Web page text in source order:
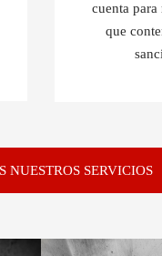
cuenta para
que
NUESTROS SERVICIOS